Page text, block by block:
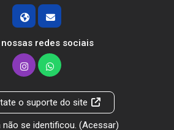
nossas redes sociais
o suporte do site
não se identificou. (Acessar)